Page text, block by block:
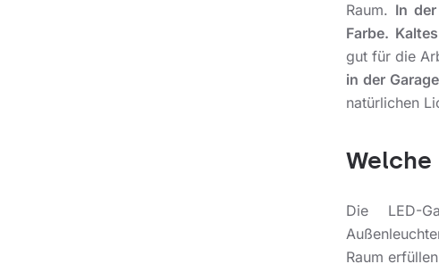
Raum. In
Farbe.
gut für die
in der Garage
natürlichen
Die LED-
Raum